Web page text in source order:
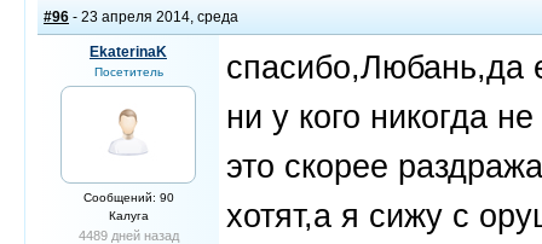
#96 - 23 апреля 2014, среда
EkaterinaK
Посетитель
Сообщений: 90
Калуга
4489 дней назад
спасибо,Любань,да
ни у кого никогда
это скорее
хотят,а я сижу с